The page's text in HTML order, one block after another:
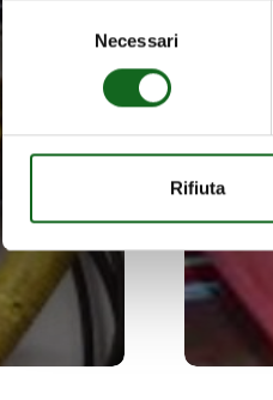
Selezione
Necessari
Rifiuta